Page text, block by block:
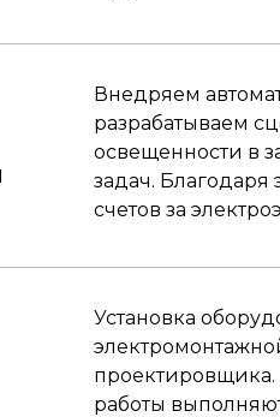
Внедряем
разрабатываем
освещенности в
задач. Благодаря
счетов за
Установка
работы